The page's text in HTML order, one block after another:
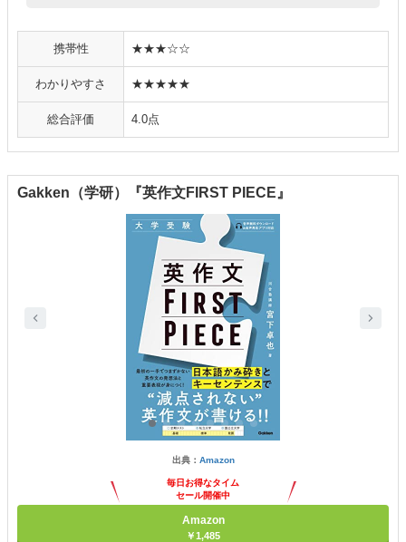
携帯性 ★★★☆☆
わかりやすさ ★★★★★
総合評価 4.0点
Gakken（学研）『英作文FIRST PIECE』
出典： Amazon
毎日お得なタイム
セール開催中
Amazon
￥1,485